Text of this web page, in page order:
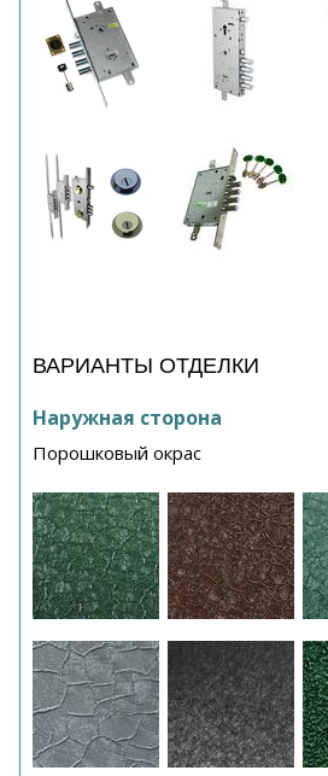
ВАРИАНТЫ ОТДЕЛКИ
Наружная сторона
Порошковый окрас